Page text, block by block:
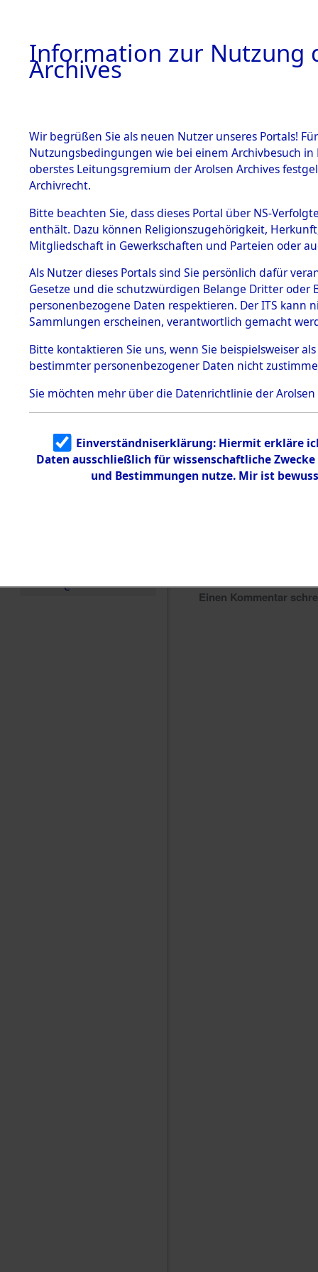
BESTÄNDE
1.
mente
5. Verschiedenes
5.3
Todesmärsche
5.3.1 Alliierte
Erhebungen
zu
Todesmärsch
en
5.3.2
Identifizierun
g
5.3.3
Todesmärsch
e
Aktion
→0075
Einen Kommentar
Information zur Nutzung
Archives
Wir begrüßen Sie als neuen Nutzer unseres Portals!
Nutzungsbedingungen wie bei einem Archivbesuch
oberstes Leitungsgremium der Arolsen Archives
Archivrecht.
Bitte beachten Sie, dass dieses Portal über NS-
enthält. Dazu können Religionszugehörigkeit,
Mitgliedschaft in Gewerkschaften und Parteien oder
Als Nutzer dieses Portals sind Sie persönlich dafür
Gesetze und die schutzwürdigen Belange Dritter
personenbezogene Daten respektieren. Der ITS
Sammlungen erscheinen, verantwortlich gemacht
Bitte kontaktieren Sie uns, wenn Sie beispielsweiser
bestimmter personenbezogener Daten nicht
Sie möchten mehr über die Datenrichtlinie der Arolsen
Einverständniserklärung: Hiermit erkläre
Daten ausschließlich für wissenschaftliche
und Bestimmungen nutze. Mir ist